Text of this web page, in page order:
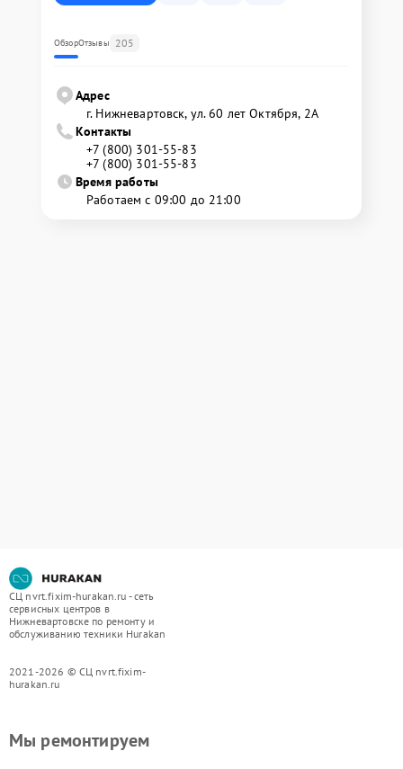
ОбзорОтзывы 205
Адрес
г. Нижневартовск, ул. 60 лет Октября, 2А
Контакты
+7 (800) 301-55-83
+7 (800) 301-55-83
Время работы
Работаем с 09:00 до 21:00
СЦ nvrt.fixim-hurakan.ru - сеть
сервисных центров в
Нижневартовске по ремонту и
обслуживанию техники Hurakan
2021-2026 © СЦ nvrt.fixim-
hurakan.ru
Мы ремонтируем